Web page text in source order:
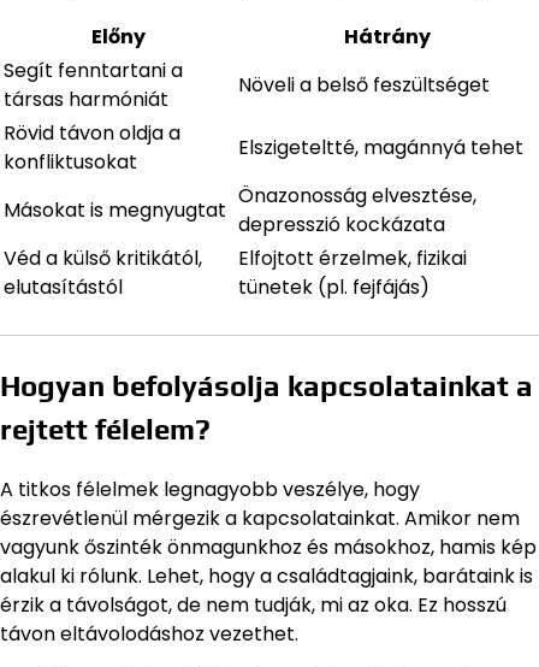
Előny
Hátrány
Segít fenntartani a
társas harmóniát
Növeli a belső feszültséget
Rövid távon oldja a
konfliktusokat
Elszigeteltté, magánnyá tehet
Másokat is megnyugtat
Önazonosság elvesztése,
depresszió kockázata
Véd a külső kritikától,
elutasítástól
Elfojtott érzelmek, fizikai
tünetek (pl. fejfájás)
Hogyan befolyásolja kapcsolatainkat a
rejtett félelem?
A titkos félelmek legnagyobb veszélye, hogy
észrevétlenül mérgezik a kapcsolatainkat. Amikor nem
vagyunk őszinték önmagunkhoz és másokhoz, hamis kép
alakul ki rólunk. Lehet, hogy a családtagjaink, barátaink is
érzik a távolságot, de nem tudják, mi az oka. Ez hosszú
távon eltávolodáshoz vezethet.